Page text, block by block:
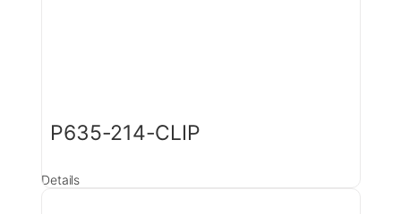
P635-214-CLIP
Details